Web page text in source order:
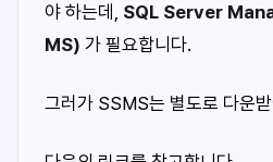
야 하는데, SQL Server
MS) 가 필요합니다.
그러가 SSMS는 별도로 다운